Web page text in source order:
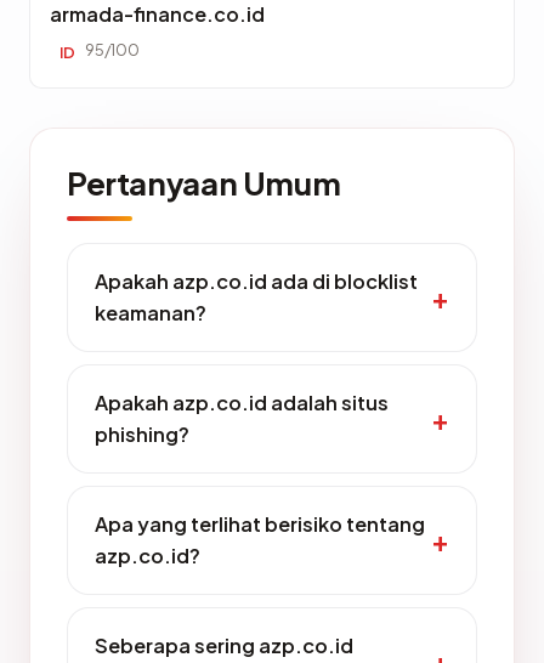
armada-finance.co.id
ID 95/100
Pertanyaan Umum
Apakah azp.co.id ada di blocklist
keamanan?
Apakah azp.co.id adalah situs
phishing?
Apa yang terlihat berisiko tentang
azp.co.id?
Seberapa sering azp.co.id